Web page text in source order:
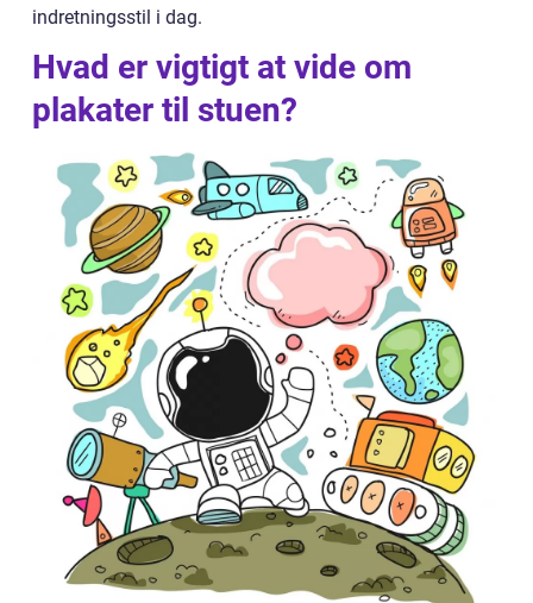
indretningsstil i dag.
Hvad er vigtigt at vide om
plakater til stuen?